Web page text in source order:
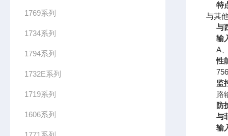
1769系列
1734系列
1794系列
1732E系列
1719系列
1606系列
特
与其
与
输
A
性
监
路
防
与
输